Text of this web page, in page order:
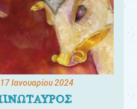
Ιανουαρίου 2024